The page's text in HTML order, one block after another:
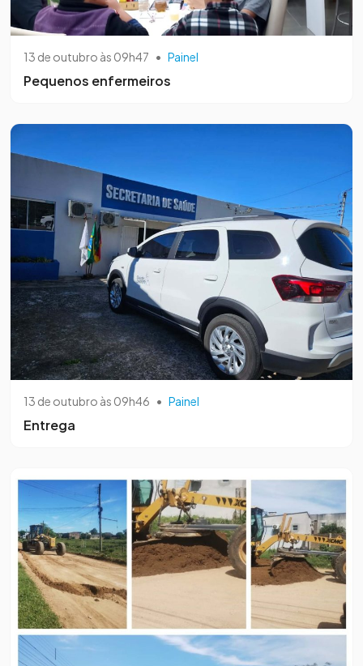
13 de outubro às 09h47 • Painel
Pequenos enfermeiros
13 de outubro às 09h46 • Painel
Entrega